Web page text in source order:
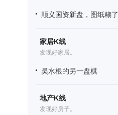
顺义国资新盘，图纸糊了
家居K线
发现好家居。
吴水根的另一盘棋
地产K线
发现好房子。